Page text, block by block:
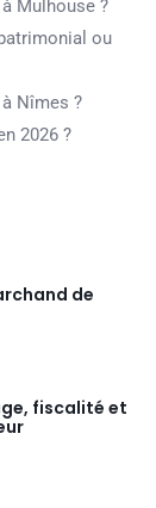
Mulhouse ?
ou
Nîmes ?
2026 ?
de
fiscalité et